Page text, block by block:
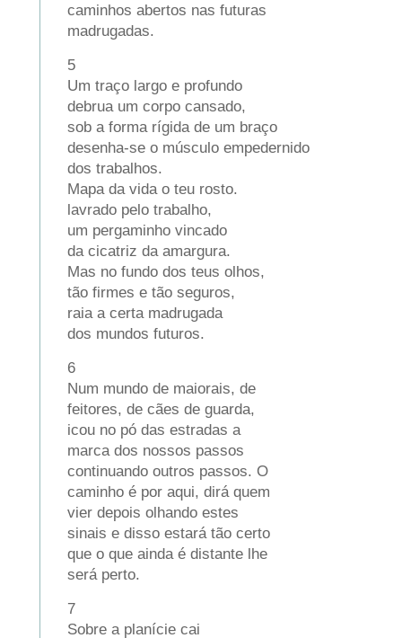
caminhos abertos nas futuras
madrugadas.
5
Um traço largo e profundo
debrua um corpo cansado,
sob a forma rígida de um braço
desenha-se o músculo empedernido
dos trabalhos.
Mapa da vida o teu rosto.
lavrado pelo trabalho,
um pergaminho vincado
da cicatriz da amargura.
Mas no fundo dos teus olhos,
tão firmes e tão seguros,
raia a certa madrugada
dos mundos futuros.
6
Num mundo de maiorais, de
feitores, de cães de guarda,
icou no pó das estradas a
marca dos nossos passos
continuando outros passos. O
caminho é por aqui, dirá quem
vier depois olhando estes
sinais e disso estará tão certo
que o que ainda é distante lhe
será perto.
7
Sobre a planície cai